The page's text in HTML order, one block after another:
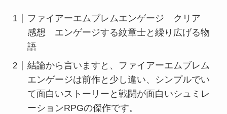
ファイアーエムブレムエンゲージ クリア
感想 エンゲージする紋章士と繰り広げる物
語
結論から言いますと、ファイアーエムブレム
エンゲージは前作と少し違い、シンプルでい
て面白いストーリーと戦闘が面白いシュミレ
ーションRPGの傑作です。